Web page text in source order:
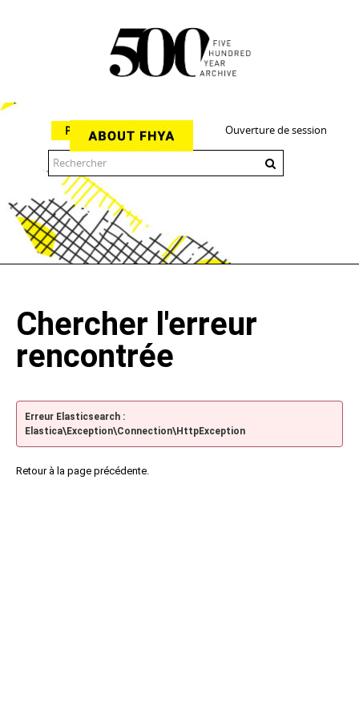
Ouverture de session
Parcourir
Chercher l'erreur
rencontrée
Erreur Elasticsearch :
Elastica\Exception\Connection\HttpException
Retour à la page précédente.